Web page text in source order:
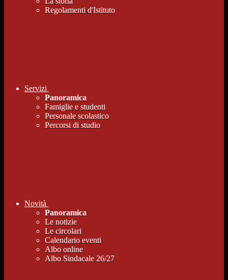
Regolamenti d'Istituto
Servizi
Panoramica
Famiglie e studenti
Personale scolastico
Percorsi di studio
Novità
Panoramica
Le notizie
Le circolari
Calendario eventi
Albo online
Albo Sindacale 26/27